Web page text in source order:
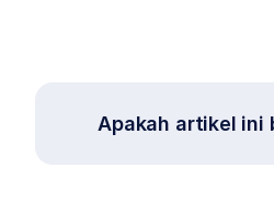
Apakah artikel ini